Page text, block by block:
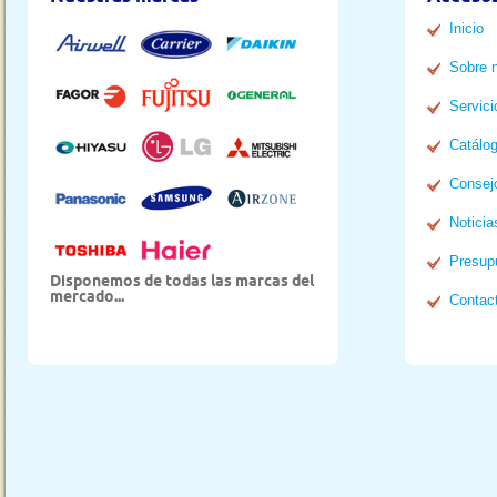
Disponemos de todas las marcas del
mercado...
Inicio
Sobre